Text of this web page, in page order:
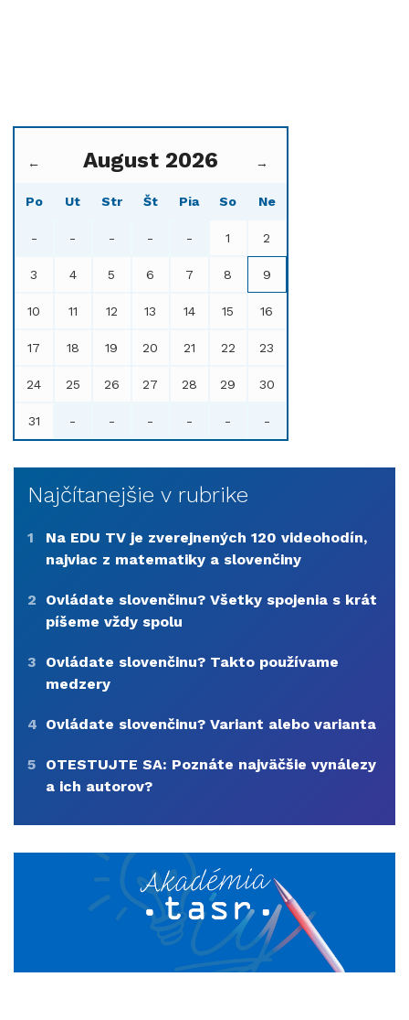
← August 2026 →
Po Ut Str Št Pia So Ne
- - - - - 1 2
3 4 5 6 7 8 9
10 11 12 13 14 15 16
17 18 19 20 21 22 23
24 25 26 27 28 29 30
31 - - - - - -
Najčítanejšie v rubrike
1
Na EDU TV je zverejnených 120 videohodín,
najviac z matematiky a slovenčiny
2
Ovládate slovenčinu? Všetky spojenia s krát
píšeme vždy spolu
3
Ovládate slovenčinu? Takto používame
medzery
4 Ovládate slovenčinu? Variant alebo varianta
5
OTESTUJTE SA: Poznáte najväčšie vynálezy
a ich autorov?